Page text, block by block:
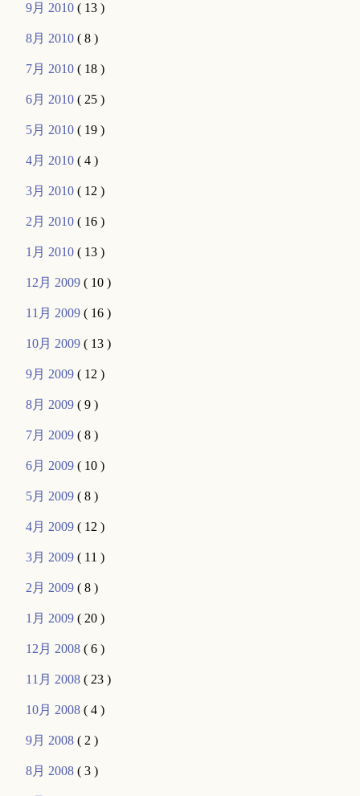
9月 2010( 13 )
8月 2010( 8 )
7月 2010( 18 )
6月 2010( 25 )
5月 2010( 19 )
4月 2010( 4 )
3月 2010( 12 )
2月 2010( 16 )
1月 2010( 13 )
12月 2009( 10 )
11月 2009( 16 )
10月 2009( 13 )
9月 2009( 12 )
8月 2009( 9 )
7月 2009( 8 )
6月 2009( 10 )
5月 2009( 8 )
4月 2009( 12 )
3月 2009( 11 )
2月 2009( 8 )
1月 2009( 20 )
12月 2008( 6 )
11月 2008( 23 )
10月 2008( 4 )
9月 2008( 2 )
8月 2008( 3 )